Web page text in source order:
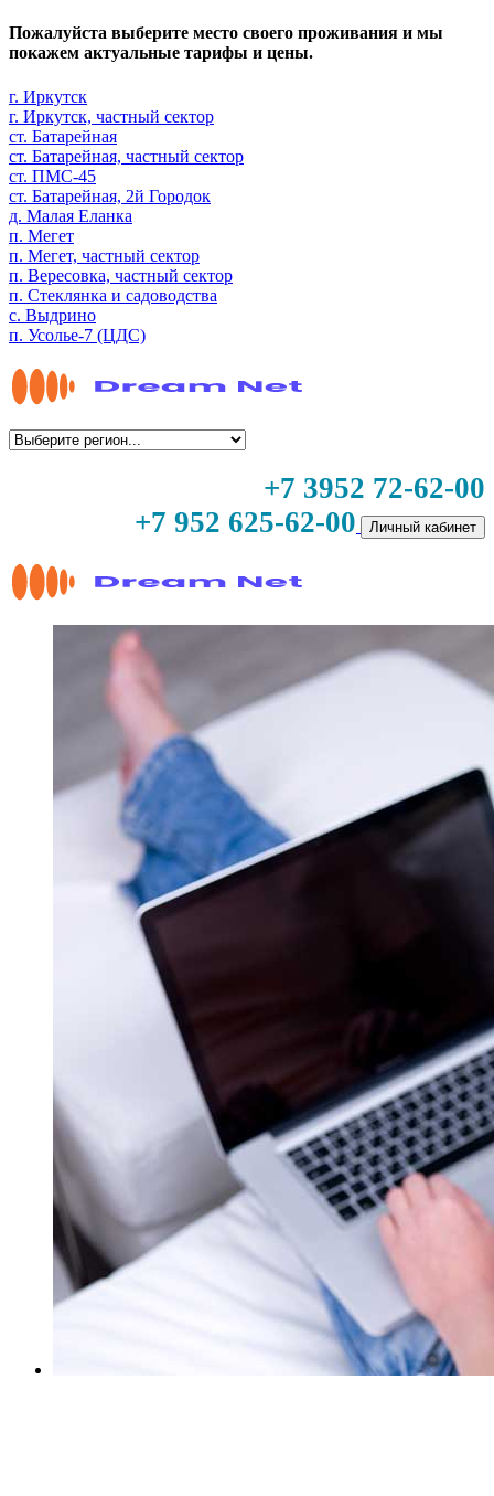
Пожалуйста выберите место своего проживания и мы
покажем актуальные тарифы и цены.
г. Иркутск
г. Иркутск, частный сектор
ст. Батарейная
ст. Батарейная, частный сектор
ст. ПМС-45
ст. Батарейная, 2й Городок
д. Малая Еланка
п. Мегет
п. Мегет, частный сектор
п. Вересовка, частный сектор
п. Стеклянка и садоводства
с. Выдрино
п. Усолье-7 (ЦДС)
+7 3952 72-62-00
+7 952 625-62-00
Личный кабинет